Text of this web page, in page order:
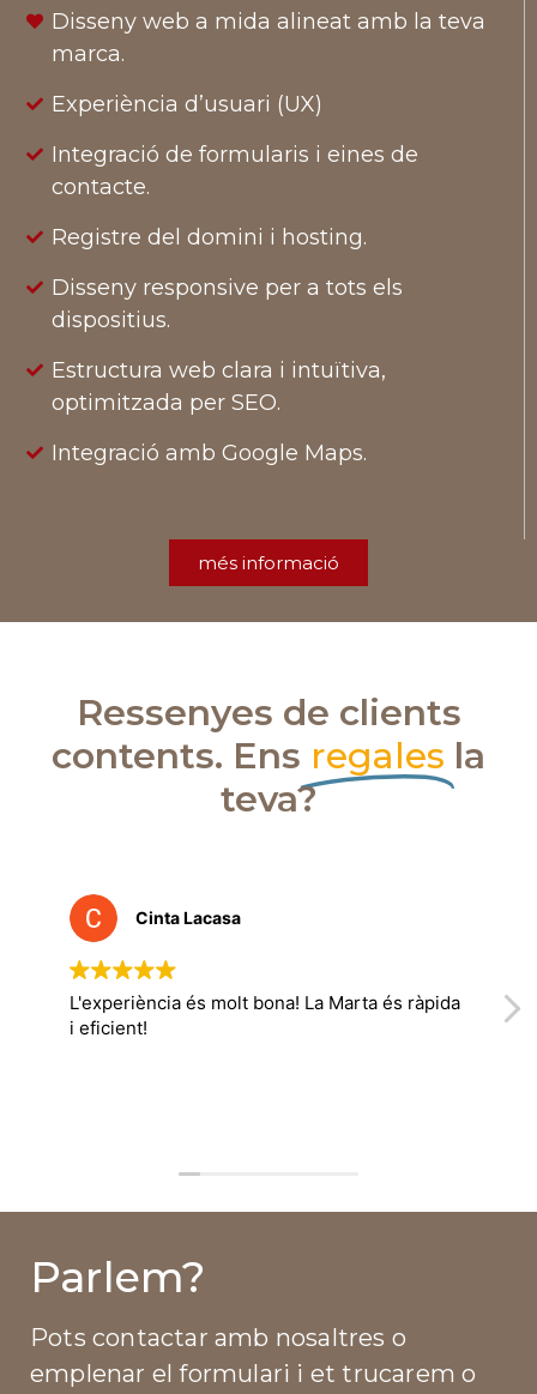
Disseny web a mida alineat amb la teva
marca.
Experiència d’usuari (UX)
Integració de formularis i eines de
contacte.
Registre del domini i hosting.
Disseny responsive per a tots els
dispositius.
Estructura web clara i intuïtiva,
optimitzada per SEO.
Integració amb Google Maps.
més informació
Ressenyes de clients
contents. Ens regales la
teva?
Cinta Lacasa
és molt bona! La Marta és ràpida
Gràcies a
creativitat i
Parlem?
Pots contactar amb nosaltres o
emplenar el formulari i et trucarem o